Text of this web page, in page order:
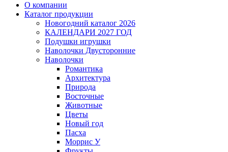
О компании
Каталог продукции
Новогодний каталог 2026
КАЛЕНДАРИ 2027 ГОД
Подушки игрушки
Наволочки Двусторонние
Наволочки
Романтика
Архитектура
Природа
Восточные
Животные
Цветы
Новый год
Пасха
Моррис У